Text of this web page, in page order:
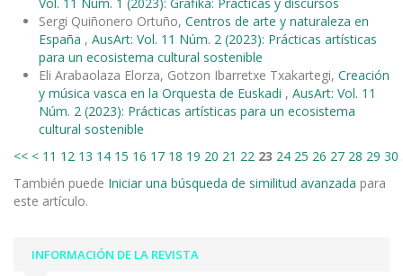
Sergi Quiñonero Ortuño, Centros de arte y naturaleza en
España , AusArt: Vol. 11 Núm. 2 (2023): Prácticas artísticas
para un ecosistema cultural sostenible
Eli Arabaolaza Elorza, Gotzon Ibarretxe Txakartegi, Creación
y música vasca en la Orquesta de Euskadi , AusArt: Vol. 11
Núm. 2 (2023): Prácticas artísticas para un ecosistema
cultural sostenible
<< < 11 12 13 14 15 16 17 18 19 20 21 22 23 24 25 26 27 28 29 30
También puede Iniciar una búsqueda de similitud avanzada para
este artículo.
INFORMACIÓN DE LA REVISTA